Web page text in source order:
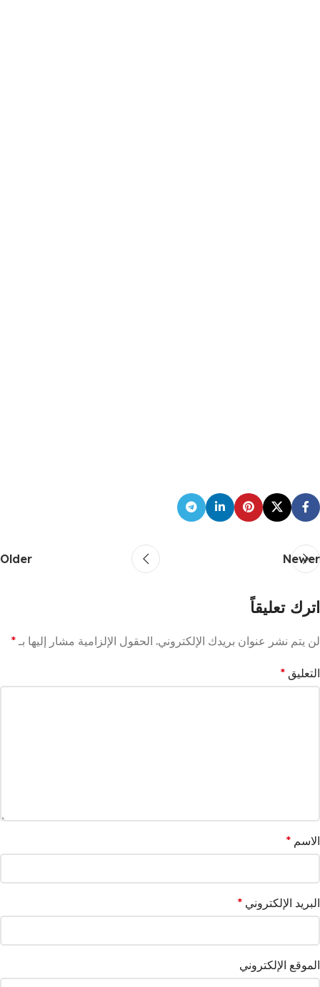
Newer
Older
اترك تعليقاً
لن يتم نشر عنوان بريدك الإلكتروني. الحقول الإلزامية مشار إليها بـ *
التعليق *
الاسم *
البريد الإلكتروني *
الموقع الإلكتروني